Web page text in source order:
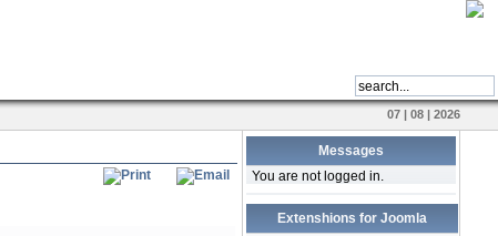
07 | 08 | 2026
Messages
You are not logged in.
Extenshions for Joomla